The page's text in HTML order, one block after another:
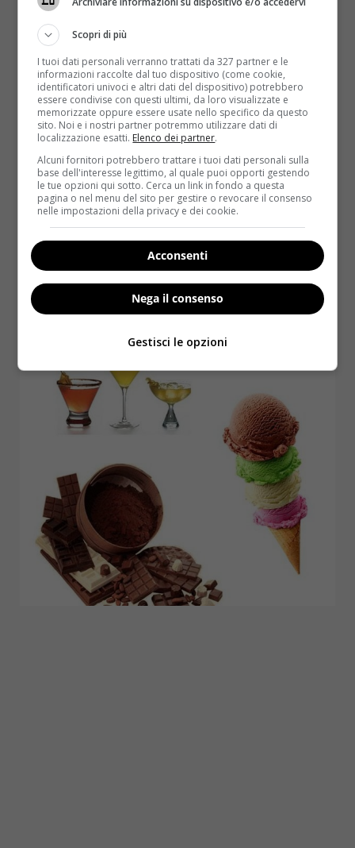
Superalcolici, capitanati da gin e vodka
poiché sono il prodotto della distillazione di grano
e frumento.
Condimenti per insalata: si usano spesso
farina e amido di mais per aumentare là cremosità.
Caramelle: colpa degli aromi!
Pepe bianco: anche in questo caso la
contaminazione avviene durante la raffinazione,
poiché si può ricorrere al glutine per impedire
: le sostanze addensanti non sono
esenti.
Formaggi fusi o spalmabili: tra addensanti e
Scopri di più
I tuoi dati personali verranno trattati da 327 partner e le
informazioni raccolte dal tuo dispositivo (come cookie,
identificatori univoci e altri dati del dispositivo) potrebbero
essere condivise con questi ultimi, da loro visualizzate e
memorizzate oppure essere usate nello specifico da questo
sito. Noi e i nostri partner potremmo utilizzare dati di
localizzazione esatti. Elenco dei partner.
Alcuni fornitori potrebbero trattare i tuoi dati personali sulla
base dell'interesse legittimo, al quale puoi opporti gestendo
le tue opzioni qui sotto. Cerca un link in fondo a questa
pagina o nel menu del sito per gestire o revocare il consenso
nelle impostazioni della privacy e dei cookie.
Acconsenti
Nega il consenso
Gestisci le opzioni